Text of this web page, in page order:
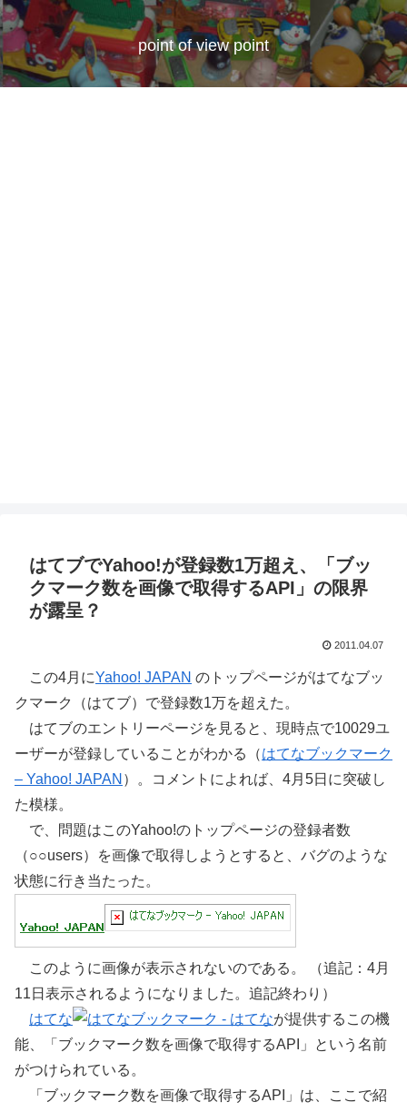
point of view point
はてブでYahoo!が登録数1万超え、「ブッ
クマーク数を画像で取得するAPI」の限界
が露呈？
2011.04.07
この4月にYahoo! JAPAN のトップページがはてなブッ
クマーク（はてブ）で登録数1万を超えた。
はてブのエントリーページを見ると、現時点で10029ユ
ーザーが登録していることがわかる（はてなブックマーク
– Yahoo! JAPAN ）。コメントによれば、4月5日に突破し
た模様。
で、問題はこのYahoo!のトップページの登録者数
（○○users）を画像で取得しようとすると、バグのような
状態に行き当たった。
このように画像が表示されないのである。 （追記：4月
11日表示されるようになりました。追記終わり）
はてな
が提供するこの機
能、「ブックマーク数を画像で取得するAPI」という名前
がつけられている。
「ブックマーク数を画像で取得するAPI」は、ここで紹